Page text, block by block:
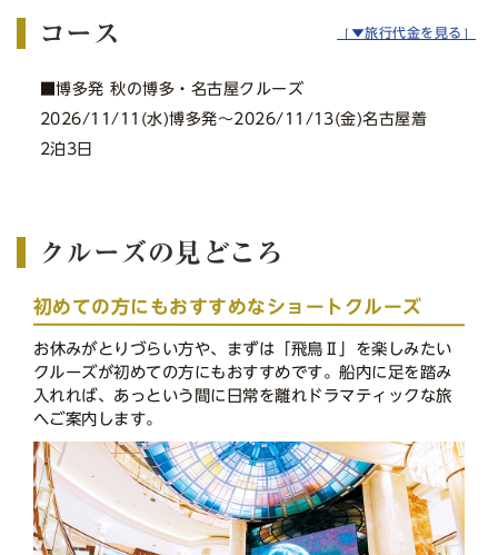
コース ［▼旅行代金を見る］
■博多発 秋の博多・名古屋クルーズ
2026/11/11(水)博多発〜2026/11/13(金)名古屋着
2泊3日
クルーズの見どころ
初めての方にもおすすめなショートクルーズ
お休みがとりづらい方や、まずは「飛鳥Ⅱ」を楽しみたい
クルーズが初めての方にもおすすめです。船内に足を踏み
入れれば、あっという間に日常を離れドラマティックな旅
へご案内します。